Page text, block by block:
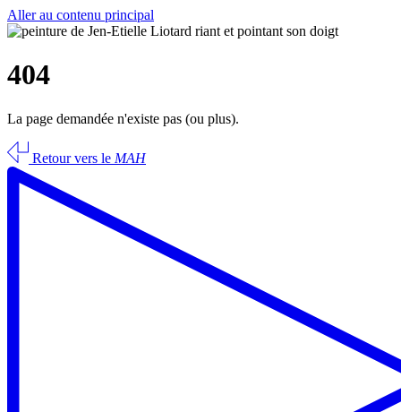
Aller au contenu principal
404
La page demandée n'existe pas (ou plus).
Retour vers le MAH